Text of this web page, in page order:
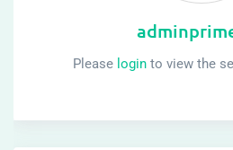
Please login to view the